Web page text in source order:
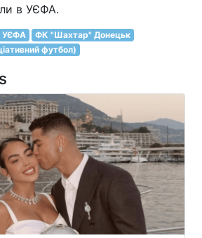
в УЄФА.
УЄФА
ФК "Шахтар" Донецьк
футбол)